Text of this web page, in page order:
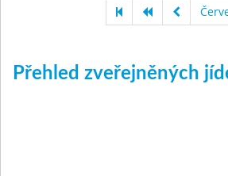
Přehled zveřejněných